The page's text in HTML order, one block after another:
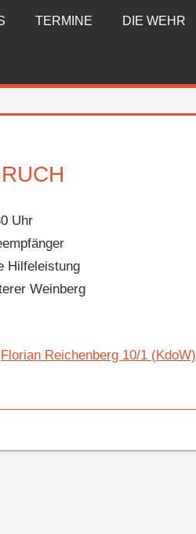
TERMINE DIE WEHR
Uhr
Hilfeleistung
Weinberg
Florian Reichenberg 10/1 (KdoW)